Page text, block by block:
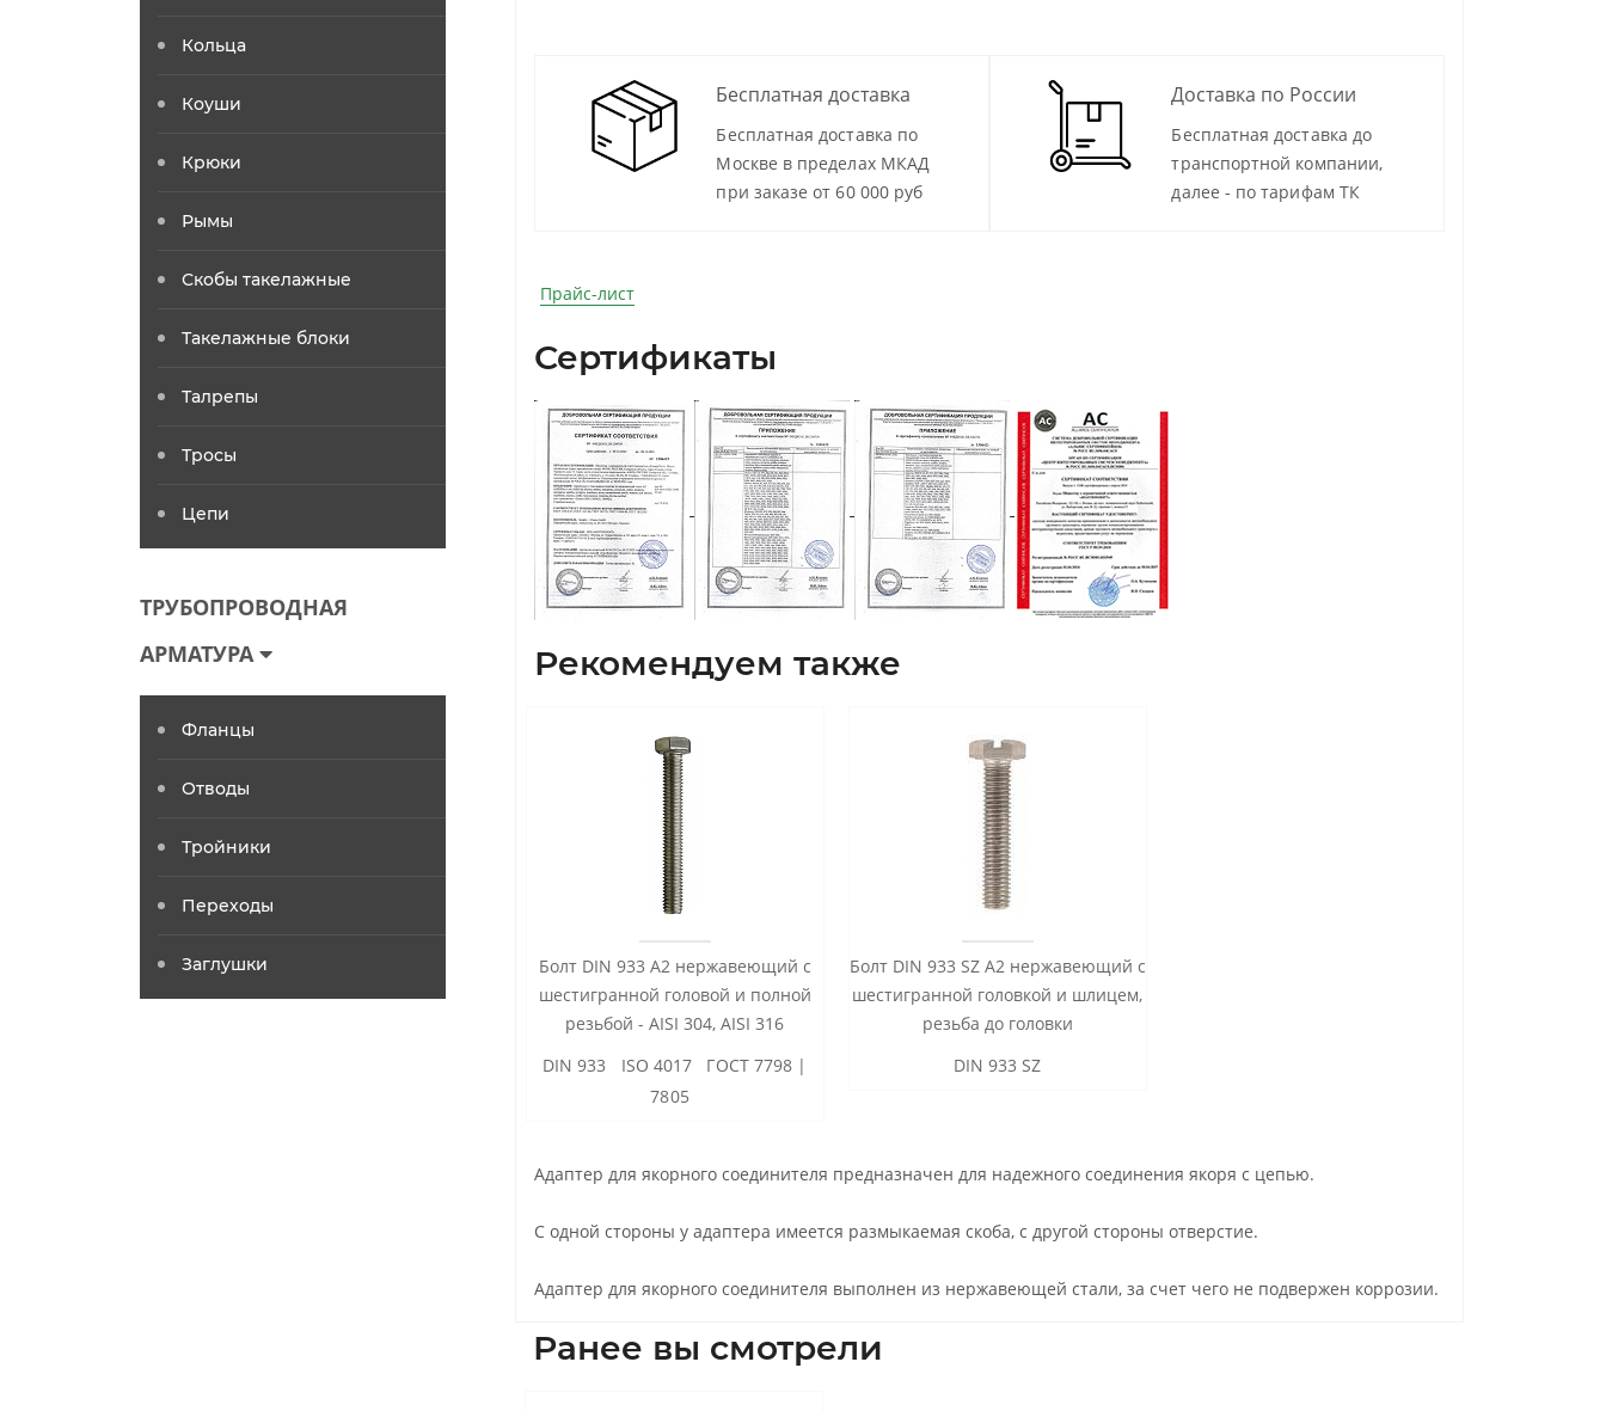
Бесплатная доставка
Бесплатная доставка по
Москве в пределах МКАД
при заказе от 60 000 руб
Доставка по России
Бесплатная доставка до
транспортной компании,
далее - по тарифам ТК
Прайс-лист
Сертификаты
Рекомендуем также
Болт DIN 933 А2 нержавеющий с
шестигранной головой и полной
резьбой - AISI 304, AISI 316
DIN 933 ISO 4017 ГОСТ 7798 |
7805
Болт DIN 933 SZ А2 нержавеющий с
шестигранной головкой и шлицем,
резьба до головки
DIN 933 SZ
Адаптер для якорного соединителя предназначен для надежного соединения якоря с цепью.
С одной стороны у адаптера имеется размыкаемая скоба, с другой стороны отверстие.
Адаптер для якорного соединителя выполнен из нержавеющей стали, за счет чего не подвержен коррозии.
Ранее вы смотрели
Кольца
Коуши
Крюки
Рымы
Скобы такелажные
Такелажные блоки
Талрепы
Тросы
Цепи
ТРУБОПРОВОДНАЯ
АРМАТУРА
Фланцы
Отводы
Тройники
Переходы
Заглушки